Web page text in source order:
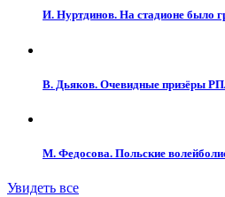
И. Нуртдинов. На стадионе было
В. Дьяков. Очевидные призёры
М. Федосова. Польские
Увидеть все